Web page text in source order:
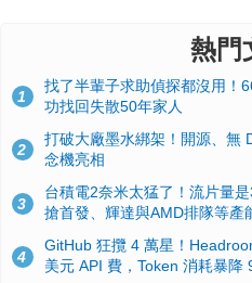
熱門
1
找了半輩子求助偵探都沒用！
功找回失散50年家人
2
打破大廠墨水綁架！開源、無
念機亮相
3
台積電2奈米太猛了！流片量
搶首發、輝達與AMD排隊等產
4
GitHub 狂攬 4 萬星！
美元 API 費，Token 消耗暴降